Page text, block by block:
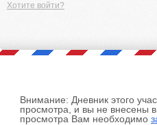
Хотите войти?
Внимание: Дневник этого
просмотра, и вы не внесены
просмотра Вам необходимо